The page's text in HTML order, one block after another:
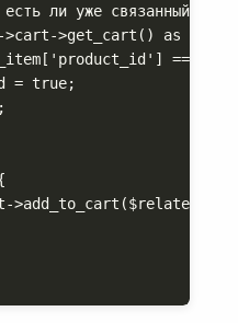
ли уже связанный
>get_cart() as
==
= true;